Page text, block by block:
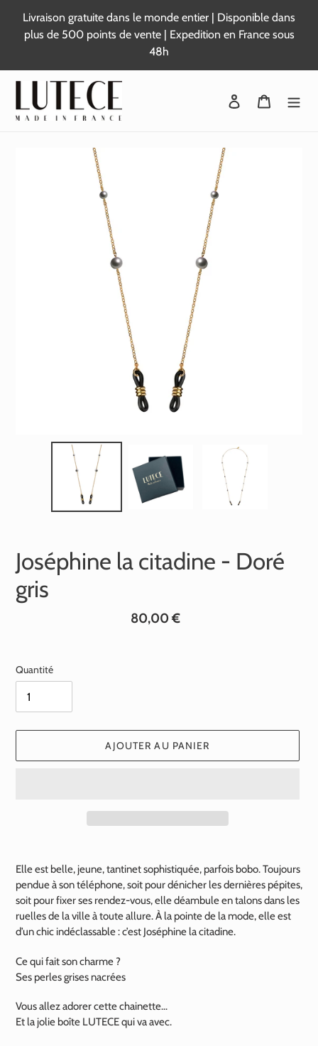
contenu
Livraison gratuite dans le monde entier | Disponible dans
plus de 500 points de vente | Expedition en France sous
48h
Se connecter
Panier
Joséphine la citadine - Doré
gris
Prix
80,00 €
Quantité
AJOUTER AU PANIER
d'un
produit
à
votre
panier
Elle est belle, jeune, tantinet sophistiquée, parfois bobo. Toujours
pendue à son téléphone, soit pour dénicher les dernières pépites,
soit pour fixer ses rendez-vous, elle déambule en talons dans les
ruelles de la ville à toute allure. À la pointe de la mode, elle est
d’un chic indéclassable : c’est Joséphine la citadine.
Ce qui fait son charme ?
Ses perles grises nacrées
Vous allez adorer cette chainette...
Et la jolie boîte LUTECE qui va avec.